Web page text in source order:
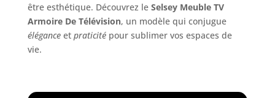
être esthétique. Découvrez le Selsey Meuble TV
Armoire De Télévision, un modèle qui conjugue
éléganceet praticitépour sublimer vos espaces de
vie.